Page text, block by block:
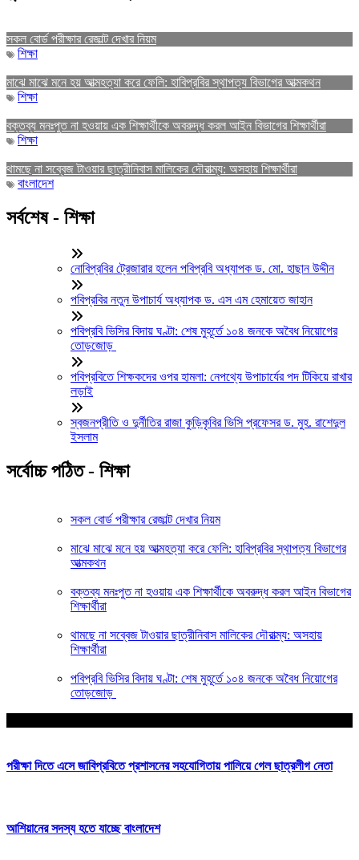
সকল বোর্ড পরীক্ষার রেজাল্ট দেখার নিয়ম
শিক্ষা
মাঝে মাঝে মনে হয় আত্মহত্যা করে ফেলি: হাবিপ্রবির স্থাপত্য বিভাগের আত্মকথন
শিক্ষা
বক্তব্য মনঃপুত না হওয়ায় এক শিক্ষার্থীকে অবরুদ্ধ করল আইন বিভাগের শিক্ষার্থীরা
শিক্ষা
থামছে না সব্বেজ টাওয়ার ছাত্রীনিবাস মালিকের দৌরাত্ম্য: অসহায় শিক্ষার্থীরা
বাংলাদেশ
সর্বশেষ - শিক্ষা
নোবিপ্রবির ট্রেজারার হলেন পবিপ্রবি অধ্যাপক ড. মো. হাছান উদ্দীন
পবিপ্রবির নতুন উপাচার্য অধ্যাপক ড. এস এম হেমায়েত জাহান
পবিপ্রবি ভিসির বিদায় ঘণ্টা: শেষ মুহূর্তে ১০৪ জনকে অবৈধ নিয়োগের
তোড়জোড়
পবিপ্রবিতে শিক্ষকদের ওপর হামলা: নেপথ্যে উপাচার্যের পদ টিকিয়ে রাখার
লড়াই
স্বজনপ্রীতি ও দুর্নীতির রাজা কুড়িকৃবির ভিসি প্রফেসর ড. মুহ. রাশেদুল
ইসলাম
সর্বোচ্চ পঠিত - শিক্ষা
সকল বোর্ড পরীক্ষার রেজাল্ট দেখার নিয়ম
মাঝে মাঝে মনে হয় আত্মহত্যা করে ফেলি: হাবিপ্রবির স্থাপত্য বিভাগের
আত্মকথন
বক্তব্য মনঃপুত না হওয়ায় এক শিক্ষার্থীকে অবরুদ্ধ করল আইন বিভাগের
শিক্ষার্থীরা
থামছে না সব্বেজ টাওয়ার ছাত্রীনিবাস মালিকের দৌরাত্ম্য: অসহায়
শিক্ষার্থীরা
পবিপ্রবি ভিসির বিদায় ঘণ্টা: শেষ মুহূর্তে ১০৪ জনকে অবৈধ নিয়োগের
তোড়জোড়
পরীক্ষা দিতে এসে জাবিপ্রবিতে প্রশাসনের সহযোগিতায় পালিয়ে গেল ছাত্রলীগ নেতা
আশিয়ানের সদস্য হতে যাচ্ছে বাংলাদেশ